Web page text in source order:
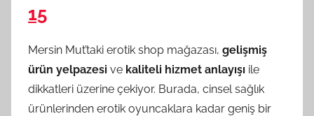
15
Mersin Mut’taki erotik shop mağazası, gelişmiş
ürün yelpazesi ve kaliteli hizmet anlayışı ile
dikkatleri üzerine çekiyor. Burada, cinsel sağlık
ürünlerinden erotik oyuncaklara kadar geniş bir